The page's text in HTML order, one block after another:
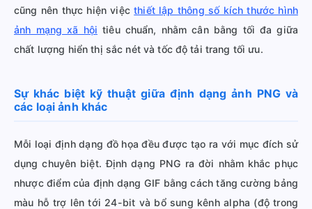
cũng nên thực hiện việcthiết lập thông số kích thước hình
ảnh mạng xã hội tiêu chuẩn, nhằm cân bằng tối đa giữa
chất lượng hiển thị sắc nét và tốc độ tải trang tối ưu.
Sự khác biệt kỹ thuật giữa định dạng ảnh PNG và
các loại ảnh khác
Mỗi loại định dạng đồ họa đều được tạo ra với mục đích sử
dụng chuyên biệt. Định dạng PNG ra đời nhằm khắc phục
nhược điểm của định dạng GIF bằng cách tăng cường bảng
màu hỗ trợ lên tới 24-bit và bổ sung kênh alpha (độ trong